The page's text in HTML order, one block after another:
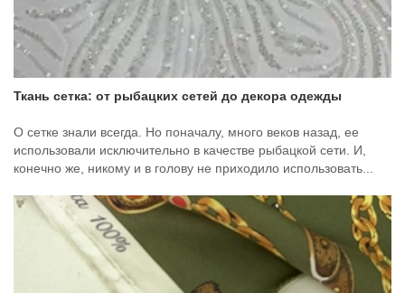
Ткань сетка: от рыбацких сетей до декора одежды
О сетке знали всегда. Но поначалу, много веков назад, ее
использовали исключительно в качестве рыбацкой сети. И,
конечно же, никому и в голову не приходило использовать...